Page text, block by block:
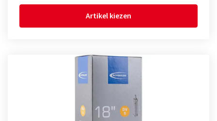
Artikel kiezen